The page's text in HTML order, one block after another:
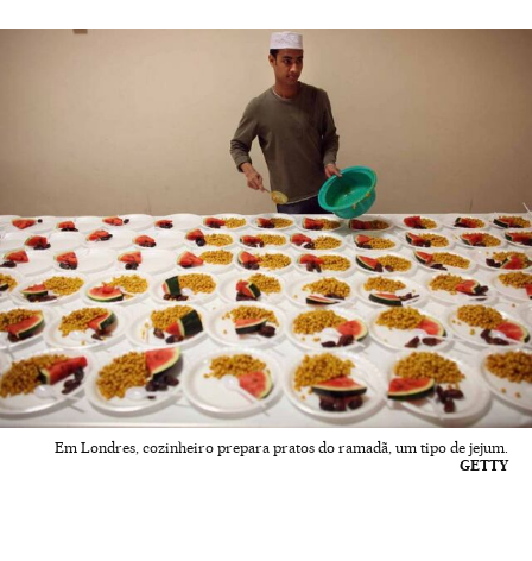
Em Londres, cozinheiro prepara pratos do ramadã, um tipo de jejum.
GETTY